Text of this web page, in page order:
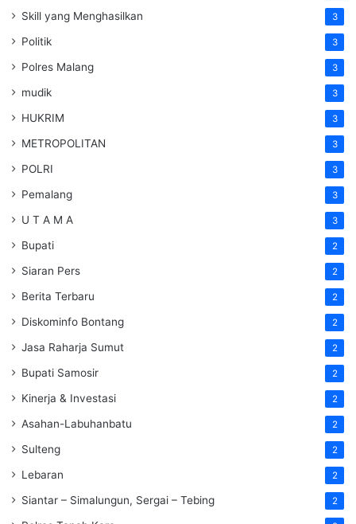
Skill yang Menghasilkan 3
Politik 3
Polres Malang 3
mudik 3
HUKRIM 3
METROPOLITAN 3
POLRI 3
Pemalang 3
U T A M A 3
Bupati 2
Siaran Pers 2
Berita Terbaru 2
Diskominfo Bontang 2
Jasa Raharja Sumut 2
Bupati Samosir 2
Kinerja & Investasi 2
Asahan-Labuhanbatu 2
Sulteng 2
Lebaran 2
Siantar – Simalungun, Sergai – Tebing 2